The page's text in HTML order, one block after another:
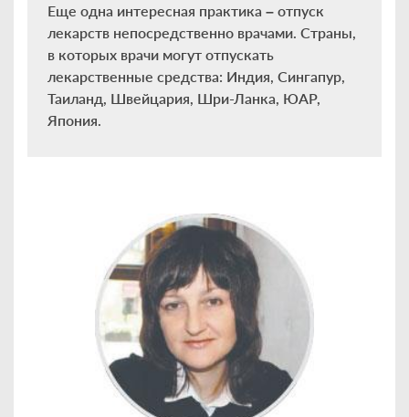
Еще одна интересная практика – отпуск
лекарств непосредственно врачами. Страны,
в которых врачи могут отпускать
лекарственные средства: Индия, Сингапур,
Таиланд, Швейцария, Шри-Ланка, ЮАР,
Япония.